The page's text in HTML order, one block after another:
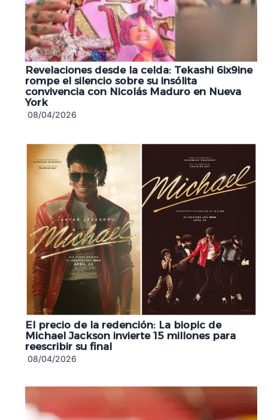
Revelaciones desde la celda: Tekashi 6ix9ine
rompe el silencio sobre su insólita
convivencia con Nicolás Maduro en Nueva
York
08/04/2026
El precio de la redención: La biopic de
Michael Jackson invierte 15 millones para
reescribir su final
08/04/2026